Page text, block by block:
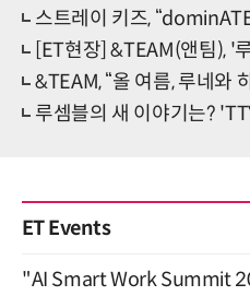
스트레이 키즈, “dominATE, 역대급 투
[ET현장] &TEAM(앤팀), '루네빛 늑대돌의 두
&TEAM, “올 여름, 루네와 하고픈 것 다
루셈블의 새 이야기는?
ET Events
"AI Smart Work Summit